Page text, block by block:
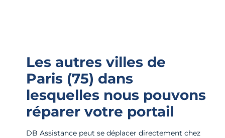
Les autres villes de
Paris (75) dans
lesquelles nous pouvons
réparer votre portail
DB Assistance peut se déplacer directement chez